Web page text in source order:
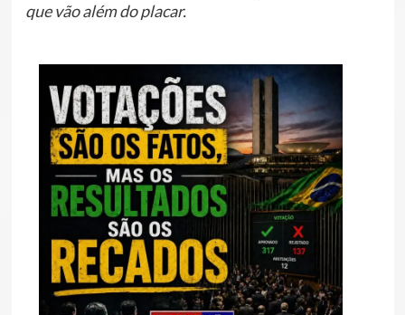
que vão além do placar.